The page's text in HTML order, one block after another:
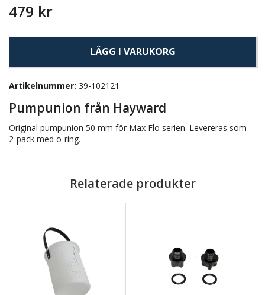
479 kr
LÄGG I VARUKORG
Artikelnummer: 39-102121
Pumpunion från Hayward
Original pumpunion 50 mm för Max Flo serien. Levereras som
2-pack med o-ring.
Relaterade produkter